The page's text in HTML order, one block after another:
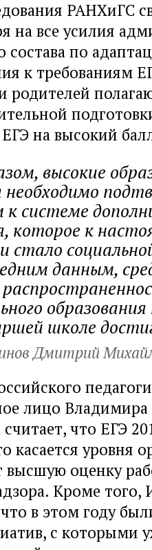
РАНХиГС
на все усилия
состава по
к требованиям
родителей
на высокий
высокие
необходимо
системе
которое к
стало
данным,
школе
Дмитрий
лицо
что ЕГЭ
касается уровня
высшую оценку
Кроме того,
в этом году
с которыми